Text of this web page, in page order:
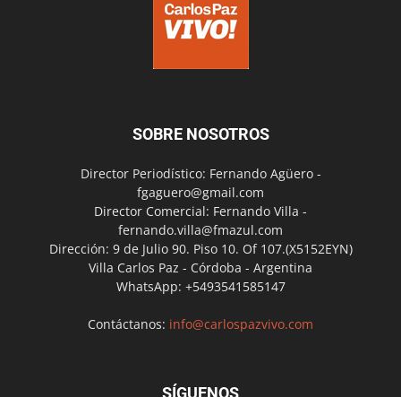
SOBRE NOSOTROS
Director Periodístico: Fernando Agüero -
fgaguero@gmail.com
Director Comercial: Fernando Villa -
fernando.villa@fmazul.com
Dirección: 9 de Julio 90. Piso 10. Of 107.(X5152EYN)
Villa Carlos Paz - Córdoba - Argentina
WhatsApp: +5493541585147
Contáctanos: info@carlospazvivo.com
SÍGUENOS